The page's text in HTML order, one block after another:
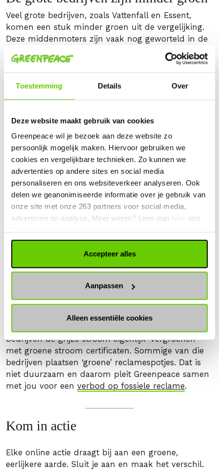
Toestemming Details Over
Deze website maakt gebruik van cookies
Greenpeace wil je bezoek aan deze website zo
persoonlijk mogelijk maken. Hiervoor gebruiken we
cookies en vergelijkbare technieken. Zo kunnen we
advertenties op andere sites en social media
personaliseren en ons websiteverkeer analyseren. Ook
delen we geanonimiseerde informatie over je gebruik van
onze site met onze 263 partners voor social media,
adverteren en analyse. Meer weten? Lees dan hier ons
Accepteer alles
Aanpassen
Alleen essentiële cookies
Veel grote bedrijven, zoals Vattenfall en Essent,
komen een stuk minder groen uit de vergelijking.
Deze middenmoters zijn vaak nog geworteld in de
vervuilende fossiele energie, maar investeren soms
via hun moederbedrijven ook in duurzame energie.
Zo scoort Eneco een 9, maar haalt Essent met een
4 geen voldoende.
Wat is duurzame energie?
Helaas zijn er ook nog een hoop stroomleveranciers
waarbij de betrokkenheid bij kolen- of
kerncentrales wordt overschaduwd door eventuele
duurzame initiatieven. Deze bedrijven kopen grijze
stroom in, maar verkopen dit als groene stroom
bedrijven de grijze stroom eigenlijk ‘vergroenen’
met groene stroom certificaten. Sommige van die
bedrijven plaatsen ‘groene’ reclamespotjes. Dat is
niet duurzaam en daarom pleit Greenpeace samen
met jou voor een verbod op fossiele reclame.
Kom in actie
Elke online actie draagt bij aan een groene,
eerlijkere aarde. Sluit je aan en maak het verschil.